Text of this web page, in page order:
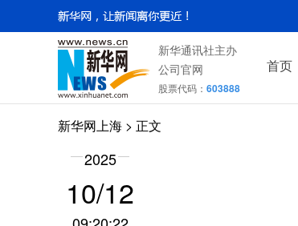
新华通讯社主办
公司官网
股票代码： 603888
首页
新华网上海 > 正文
2025
10/12